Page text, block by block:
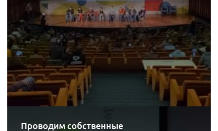
Проводим собственные